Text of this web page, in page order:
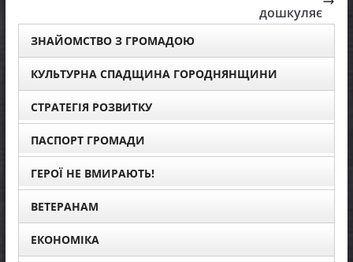
дошкуляє
ЗНАЙОМСТВО З ГРОМАДОЮ
КУЛЬТУРНА СПАДЩИНА ГОРОДНЯНЩИНИ
СТРАТЕГІЯ РОЗВИТКУ
ПАСПОРТ ГРОМАДИ
ГЕРОЇ НЕ ВМИРАЮТЬ!
ВЕТЕРАНАМ
ЕКОНОМІКА